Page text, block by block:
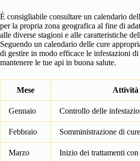
È consigliabile consultare un calendario
per la propria zona geografica al fine di
alle diverse stagioni e alle caratteristiche
Seguendo un calendario delle cure
di gestire in modo efficace le infestazioni di
mantenere le tue api in buona salute.
Mese Attività
Gennaio Controllo delle
Febbraio Somministrazione di
Marzo Inizio dei trattamenti